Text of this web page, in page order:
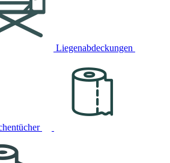
Liegenabdeckungen